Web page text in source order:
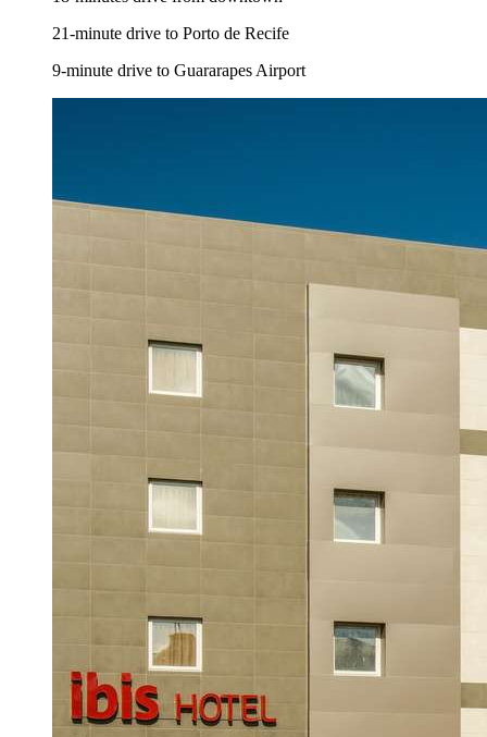
21-minute drive to Porto de Recife
9-minute drive to Guararapes Airport